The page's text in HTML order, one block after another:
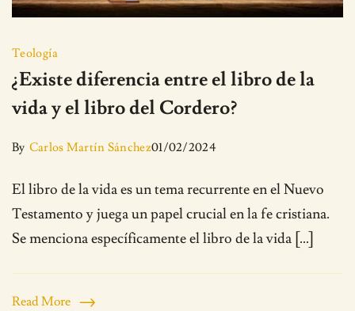
Teología
¿Existe diferencia entre el libro de la
vida y el libro del Cordero?
By Carlos Martín Sánchez01/02/2024
El libro de la vida es un tema recurrente en el Nuevo
Testamento y juega un papel crucial en la fe cristiana.
Se menciona específicamente el libro de la vida […]
Read More